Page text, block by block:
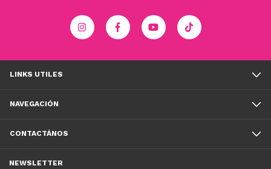
LINKS UTILES
NAVEGACIÓN
CONTACTÁNOS
NEWSLETTER